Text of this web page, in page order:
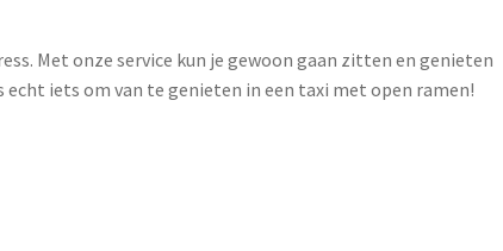
Met onze service kun je gewoon gaan zitten en genieten
iets om van te genieten in een taxi met open ramen!